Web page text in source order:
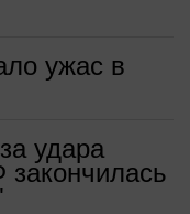
ужас в
удара